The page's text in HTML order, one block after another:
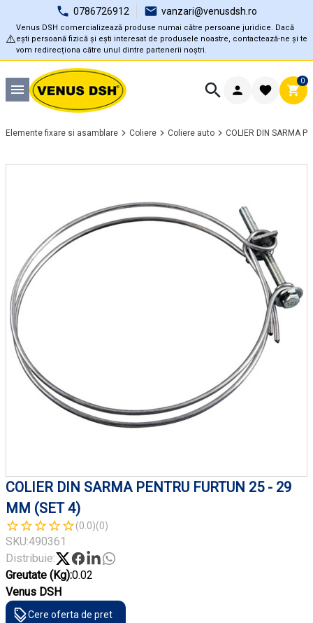
0786726912 vanzari@venusdsh.ro
⚠️
Venus DSH comercializează produse numai către persoane juridice. Dacă
ești persoană fizică și ești interesat de produsele noastre, contactează-ne și te
vom redirecționa către unul dintre partenerii noștri.
0
Elemente fixare si asamblare Coliere Coliere auto COLIER DIN SARMA
COLIER DIN SARMA PENTRU FURTUN 25 - 29
MM (SET 4)
(0.0)(0)
SKU:490361
Distribuie:
Greutate (Kg):0.02
Venus DSH
Cere oferta de pret